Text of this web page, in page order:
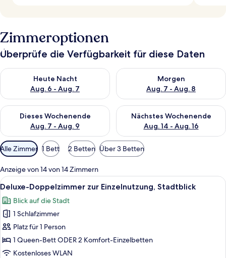
Zimmeroptionen
Überprüfe die Verfügbarkeit für diese Daten
Heute Nacht
Aug. 6 - Aug. 7
Überprüfe die Verfügbarkeit für heute Nacht, Aug. 6 - Aug. 7.
Morgen
Aug. 7 - Aug. 8
Überprüfe die Verfügbarkeit
Dieses Wochenende
Aug. 7 - Aug. 9
Überprüfe die Verfügbarkeit für dieses Wochenende, Aug. 7
Nächstes Wochenende
Aug. 14 - Aug. 16
Überprüfe die Verfügbarkeit
Verfügbare
Filter
für
Zimmer
Alle Zimmer 1 Bett 2 Betten Über 3 Betten
Anzeige von 14 von 14 Zimmern
Alle
Fotos
für
Deluxe-
Doppelzimmer
zur
Einzelnutzung,
Ein modernes Schlafzimmer mit
11
Deluxe-Doppelzimmer zur Einzelnutzung, Stadtblick
Blick auf die Stadt
1 Schlafzimmer
Platz für 1 Person
1 Queen-Bett ODER 2 Komfort-Einzelbetten
Kostenloses WLAN